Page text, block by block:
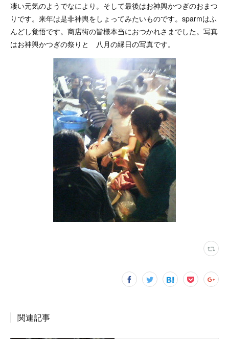
凄い元気のようでなにより。そして最後はお神輿かつぎのおまつ
りです。来年は是非神輿をしょってみたいものです。sparmはふ
んどし覚悟です。商店街の皆様本当におつかれさまでした。写真
はお神輿かつぎの祭りと 八月の縁日の写真です。
関連記事